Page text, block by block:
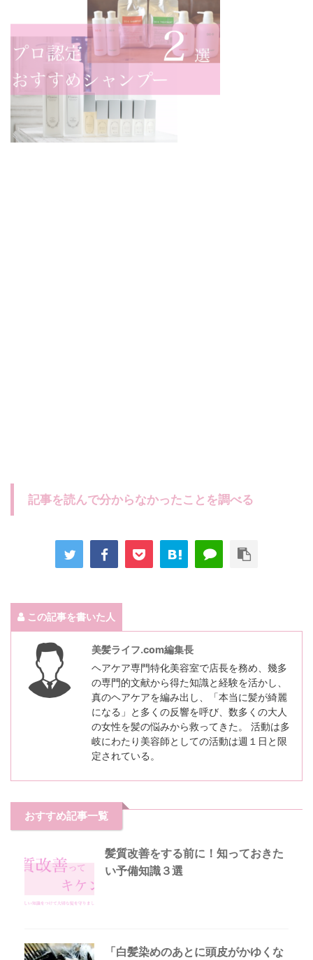
記事を読んで分からなかったことを調べる
この記事を書いた人
美髪ライフ.com編集長
ヘアケア専門特化美容室で店長を務め、幾多
の専門的文献から得た知識と経験を活かし、
真のヘアケアを編み出し、「本当に髪が綺麗
になる」と多くの反響を呼び、数多くの大人
の女性を髪の悩みから救ってきた。 活動は多
岐にわたり美容師としての活動は週１日と限
定されている。
おすすめ記事一覧
髪質改善をする前に！知っておきた
い予備知識３選
「白髪染めのあとに頭皮がかゆくな